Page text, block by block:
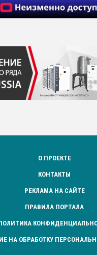
О ПРОЕКТЕ
КОНТАКТЫ
РЕКЛАМА НА САЙТЕ
ПРАВИЛА ПОРТАЛА
НА ОБРАБОТКУ